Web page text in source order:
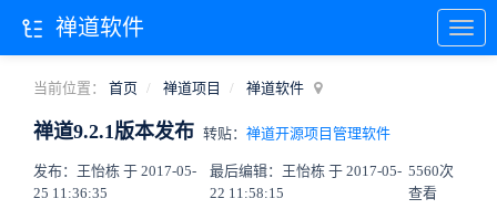
当前位置： 首页 禅道项目 禅道软件
禅道9.2.1版本发布 转贴： 禅道开源项目管理软件
发布：王怡栋 于 2017-05-
25 11:36:35
最后编辑：王怡栋 于 2017-05-
22 11:58:15
5560次
查看
禅道软件